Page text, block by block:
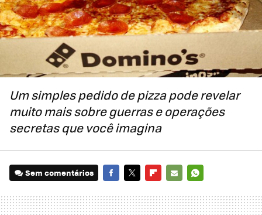
Um simples pedido de pizza pode revelar
muito maissobre guerras e operações
secretasque você imagina
Sem comentários
MAIL